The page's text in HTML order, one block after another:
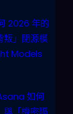
2026 年的
叛」閉源模
Models
如何